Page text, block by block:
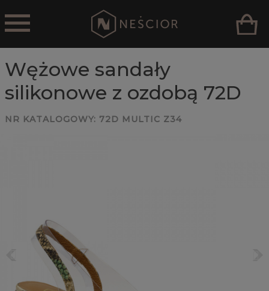
Wężowe sandały
silikonowe z ozdobą 72D
NR KATALOGOWY: 72D MULTIC Z34